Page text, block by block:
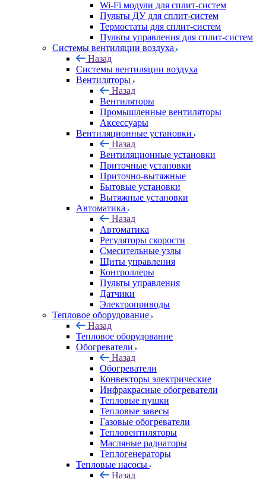
Wi-Fi модули для сплит-систем
Пульты ДУ для сплит-систем
Термостаты для сплит-систем
Пульты управления для сплит-систем
Системы вентиляции воздуха
Назад
Системы вентиляции воздуха
Вентиляторы
Назад
Вентиляторы
Промышленные вентиляторы
Аксессуары
Вентиляционные установки
Назад
Вентиляционные установки
Приточные установки
Приточно-вытяжные
Бытовые установки
Вытяжные установки
Автоматика
Назад
Автоматика
Регуляторы скорости
Смесительные узлы
Щиты управления
Контроллеры
Пульты управления
Датчики
Электроприводы
Тепловое оборудование
Назад
Тепловое оборудование
Обогреватели
Назад
Обогреватели
Конвекторы электрические
Инфракрасные обогреватели
Тепловые пушки
Тепловые завесы
Газовые обогреватели
Тепловентиляторы
Масляные радиаторы
Теплогенераторы
Тепловые насосы
Назад